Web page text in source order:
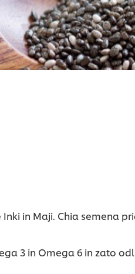
Inki in Maji. Chia semena
3 in Omega 6 in zato